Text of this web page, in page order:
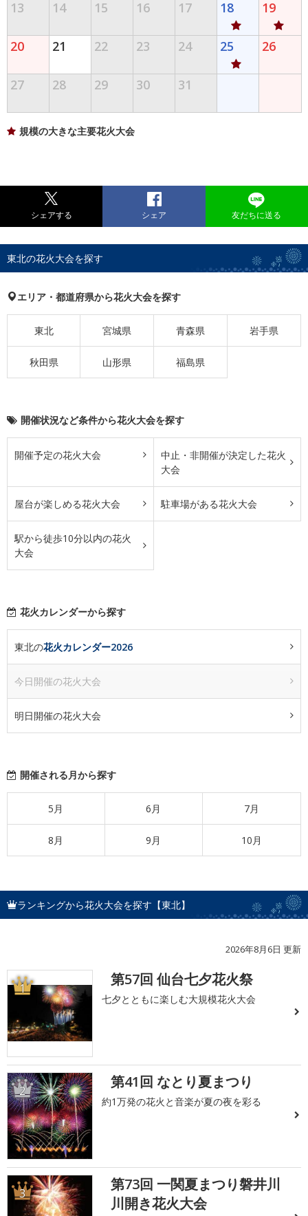
13 14 15 16 17 18 19
20 21 22 23 24 25 26
27 28 29 30 31
規模の大きな主要花火大会
シェアする シェア 友だちに送る
東北の花火大会を探す
エリア・都道府県から花火大会を探す
東北 宮城県 青森県 岩手県
秋田県 山形県 福島県
開催状況など条件から花火大会を探す
開催予定の花火大会
中止・非開催が決定した花火
大会
屋台が楽しめる花火大会 駐車場がある花火大会
駅から徒歩10分以内の花火
大会
花火カレンダーから探す
東北の花火カレンダー2026
今日開催の花火大会
明日開催の花火大会
開催される月から探す
5月 6月 7月
8月 9月 10月
ランキングから花火大会を探す【東北】
2026年8月6日 更新
1 第57回 仙台七夕花火祭
七夕とともに楽しむ大規模花火大会
2 第41回 なとり夏まつり
約1万発の花火と音楽が夏の夜を彩る
3
第73回 一関夏まつり磐井川
川開き花火大会